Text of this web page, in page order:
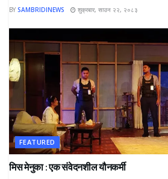
BY SAMBRIDINEWS शुक्रबार, साउन २२, २०८३
FEATURED
मिस मेनुका : एक संवेदनशील यौनकर्मी